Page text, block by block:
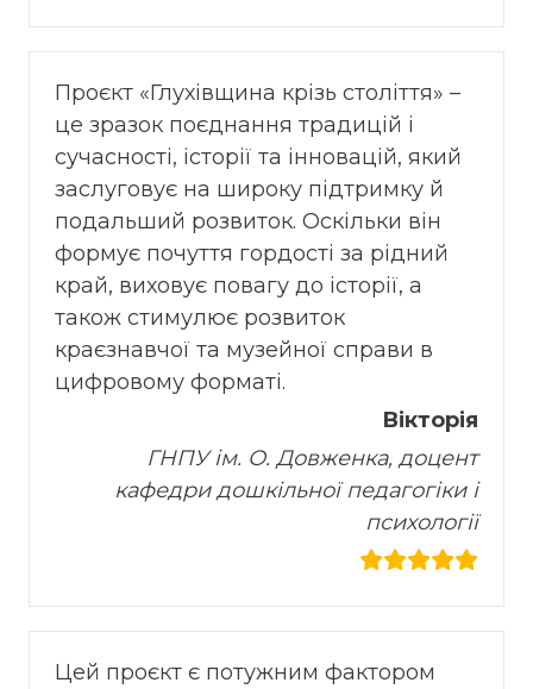
Проєкт «Глухівщина крізь століття» –
це зразок поєднання традицій і
сучасності, історії та інновацій, який
заслуговує на широку підтримку й
подальший розвиток. Оскільки він
формує почуття гордості за рідний
край, виховує повагу до історії, а
також стимулює розвиток
краєзнавчої та музейної справи в
цифровому форматі.
Вікторія
ГНПУ ім. О. Довженка, доцент
кафедри дошкільної педагогіки і
психології
Цей проєкт є потужним фактором